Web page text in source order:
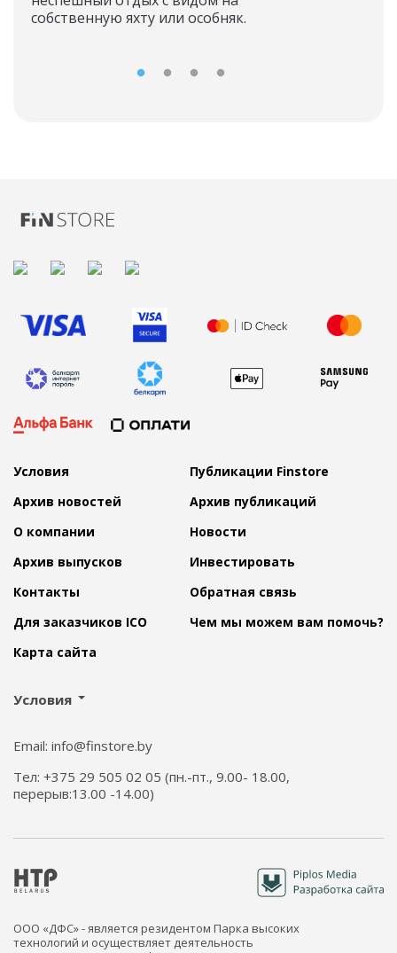
собственную яхту или особняк.
Условия
Публикации Finstore
Архив новостей
Архив публикаций
О компании
Новости
Архив выпусков
Инвестировать
Контакты
Обратная связь
Для заказчиков ICO
Чем мы можем вам помочь?
Карта сайта
Условия
Email: info@finstore.by
Тел: +375 29 505 02 05 (пн.-пт., 9.00- 18.00,
перерыв:13.00 -14.00)
ООО «ДФС» - является резидентом Парка высоких
технологий и осуществляет деятельность